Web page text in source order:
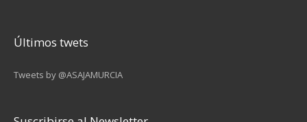
Últimos twets
Tweets by @ASAJAMURCIA